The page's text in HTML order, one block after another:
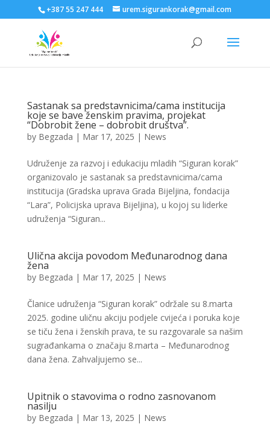
+387 55 247 444 urem.sigurankorak@gmail.com
Sastanak sa predstavnicima/cama institucija
koje se bave ženskim pravima, projekat
“Dobrobit žene – dobrobit društva”.
by Begzada | Mar 17, 2025 | News
Udruženje za razvoj i edukaciju mladih “Siguran korak”
organizovalo je sastanak sa predstavnicima/cama
institucija (Gradska uprava Grada Bijeljina, fondacija
“Lara”, Policijska uprava Bijeljina), u kojoj su liderke
udruženja “Siguran...
Ulična akcija povodom Međunarodnog dana
žena
by Begzada | Mar 17, 2025 | News
Članice udruženja “Siguran korak” održale su 8.marta
2025. godine uličnu akciju podjele cvijeća i poruka koje
se tiču žena i ženskih prava, te su razgovarale sa našim
sugrađankama o značaju 8.marta – Međunarodnog
dana žena. Zahvaljujemo se...
Upitnik o stavovima o rodno zasnovanom
nasilju
by Begzada | Mar 13, 2025 | News